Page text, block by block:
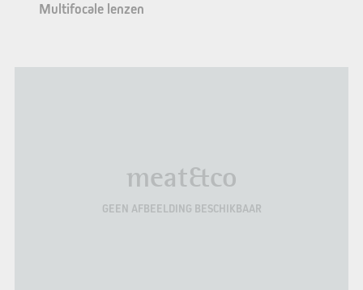
Multifocale lenzen
meat&co
GEEN AFBEELDING BESCHIKBAAR